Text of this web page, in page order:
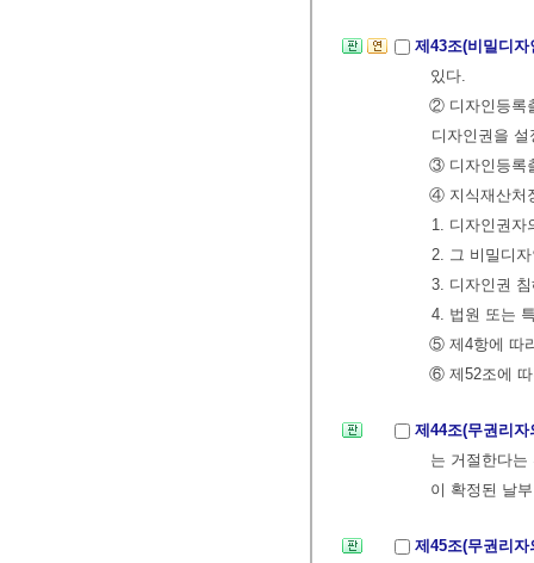
제43조(비밀디
있다.
② 디자인등록
디자인권을
③ 디자인등록
④ 지식재산처
1. 디자인권자
2. 그 비밀디
3. 디자인권
4. 법원 또는
⑤ 제4항에 따
⑥ 제52조에 따
제44조(무권리
는 거절한다
이 확정된 날
제45조(무권리